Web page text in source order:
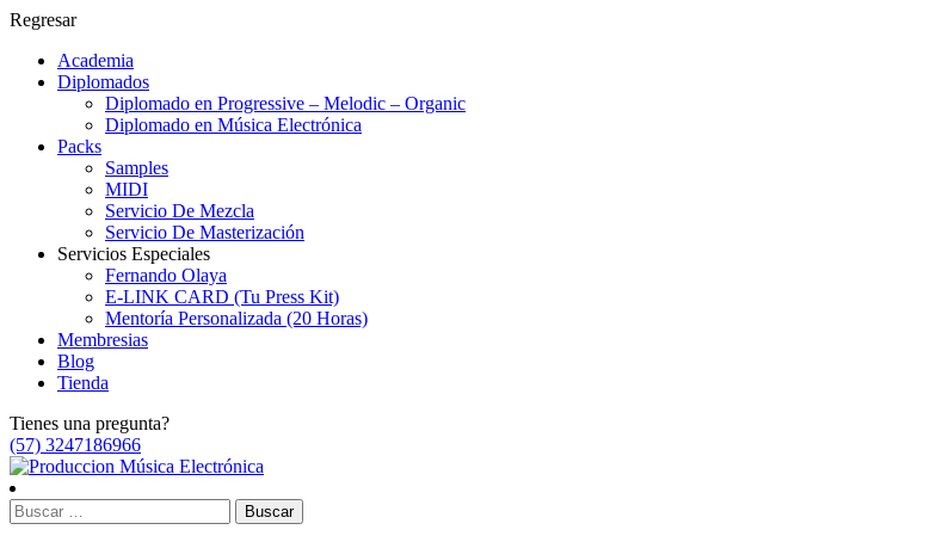
Regresar
Academia
Diplomados
Diplomado en Progressive – Melodic – Organic
Diplomado en Música Electrónica
Packs
Samples
MIDI
Servicio De Mezcla
Servicio De Masterización
Servicios Especiales
Fernando Olaya
E-LINK CARD (Tu Press Kit)
Mentoría Personalizada (20 Horas)
Membresias
Blog
Tienda
Tienes una pregunta?
(57) 3247186966
Buscar: